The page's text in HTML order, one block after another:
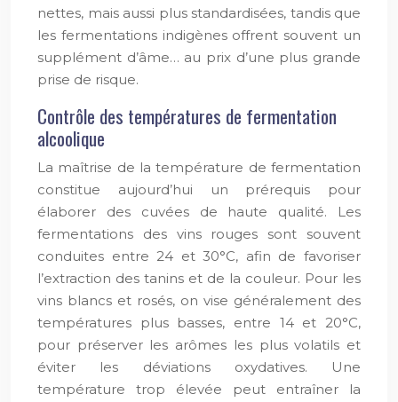
nettes, mais aussi plus standardisées, tandis que
les fermentations indigènes offrent souvent un
supplément d’âme… au prix d’une plus grande
prise de risque.
Contrôle des températures de fermentation
alcoolique
La maîtrise de la température de fermentation
constitue aujourd’hui un prérequis pour
élaborer des cuvées de haute qualité. Les
fermentations des vins rouges sont souvent
conduites entre 24 et 30°C, afin de favoriser
l’extraction des tanins et de la couleur. Pour les
vins blancs et rosés, on vise généralement des
températures plus basses, entre 14 et 20°C,
pour préserver les arômes les plus volatils et
éviter les déviations oxydatives. Une
température trop élevée peut entraîner la